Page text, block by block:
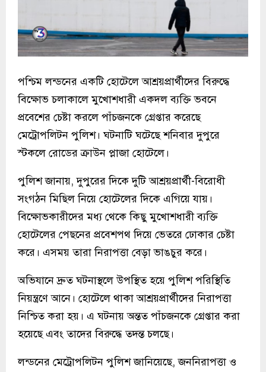
পশ্চিম লন্ডনের একটি হোটেলে আশ্রয়প্রার্থীদের বিরুদ্ধে
বিক্ষোভ চলাকালে মুখোশধারী একদল ব্যক্তি ভবনে
প্রবেশের চেষ্টা করলে পাঁচজনকে গ্রেপ্তার করেছে
মেট্রোপলিটন পুলিশ। ঘটনাটি ঘটেছে শনিবার দুপুরে
স্টকলে রোডের ক্রাউন প্লাজা হোটেলে।
পুলিশ জানায়, দুপুরের দিকে দুটি আশ্রয়প্রার্থী-বিরোধী
সংগঠন মিছিল নিয়ে হোটেলের দিকে এগিয়ে যায়।
বিক্ষোভকারীদের মধ্য থেকে কিছু মুখোশধারী ব্যক্তি
হোটেলের পেছনের প্রবেশপথ দিয়ে ভেতরে ঢোকার চেষ্টা
করে। এসময় তারা নিরাপত্তা বেড়া ভাঙচুর করে।
অভিযানে দ্রুত ঘটনাস্থলে উপস্থিত হয়ে পুলিশ পরিস্থিতি
নিয়ন্ত্রণে আনে। হোটেলে থাকা আশ্রয়প্রার্থীদের নিরাপত্তা
নিশ্চিত করা হয়। এ ঘটনায় অন্তত পাঁচজনকে গ্রেপ্তার করা
হয়েছে এবং তাদের বিরুদ্ধে তদন্ত চলছে।
লন্ডনের মেট্রোপলিটন পুলিশ জানিয়েছে, জননিরাপত্তা ও